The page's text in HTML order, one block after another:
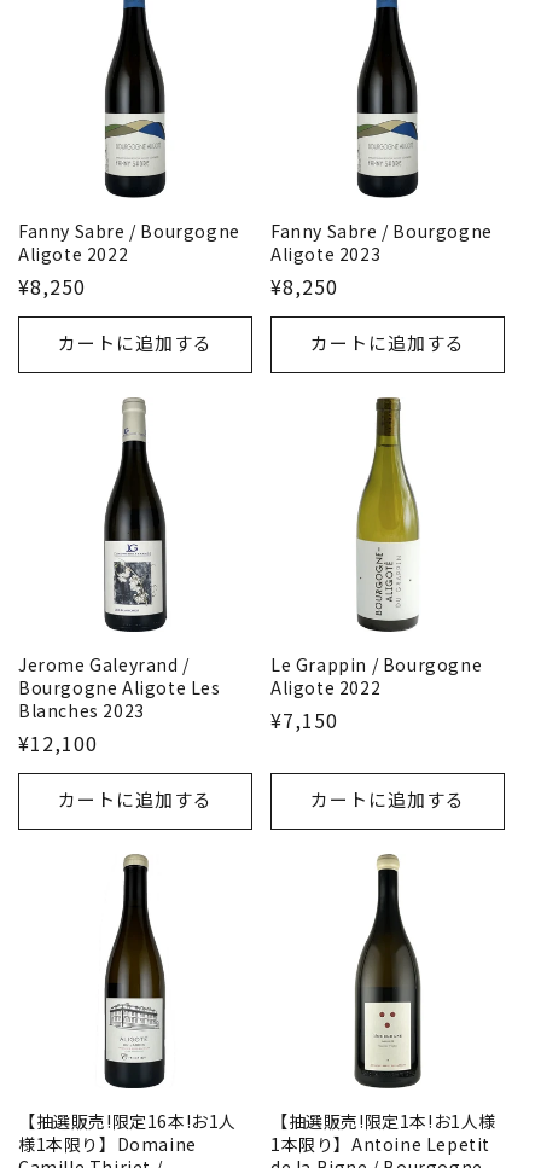
Fanny Sabre / Bourgogne
Aligote 2022
¥8,250
カートに追加する
Fanny Sabre / Bourgogne
Aligote 2023
¥8,250
カートに追加する
Jerome Galeyrand /
Bourgogne Aligote Les
Blanches 2023
¥12,100
カートに追加する
Le Grappin / Bourgogne
Aligote 2022
¥7,150
カートに追加する
【抽選販売!限定16本!お1人
様1本限り】Domaine
【抽選販売!限定1本!お1人様
1本限り】Antoine Lepetit